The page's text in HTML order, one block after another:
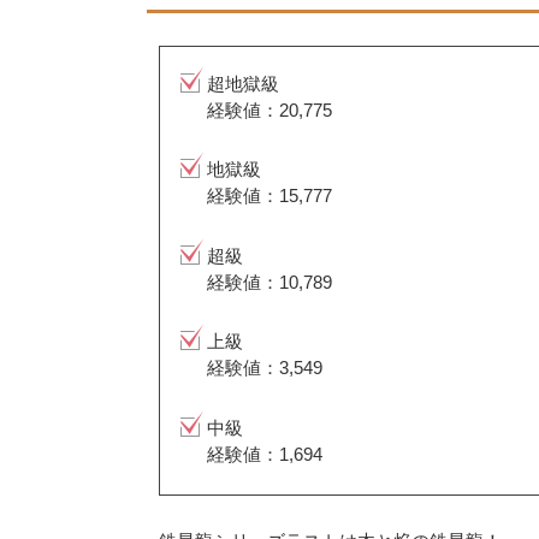
超地獄級
経験値：20,775
地獄級
経験値：15,777
超級
経験値：10,789
上級
経験値：3,549
中級
経験値：1,694